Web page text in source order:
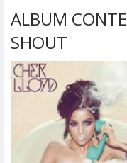
ALBUM
SHOUT